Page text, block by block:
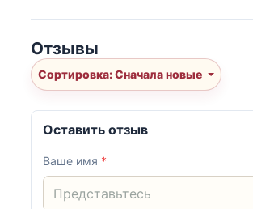
Отзывы
Сортировка: Сначала новые
Оставить отзыв
Ваше имя *